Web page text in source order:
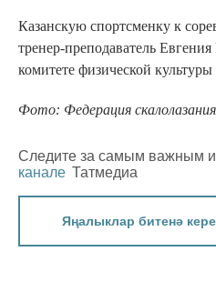
Казанскую спортсменку к
тренер-преподаватель
комитете физической культуры
Фото: Федерация
Следите за самым важным
канале Татмедиа
Яңалыклар битенә